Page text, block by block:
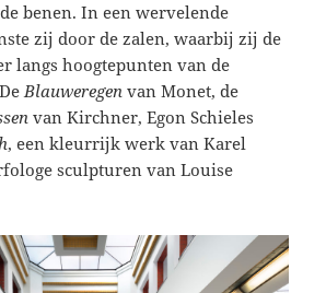
benen. In een wervelende
zij door de zalen, waarbij zij de
langs hoogtepunten van de
Blauweregen van Monet, de
van Kirchner, Egon Schieles
, een kleurrijk werk van Karel
sculpturen van Louise